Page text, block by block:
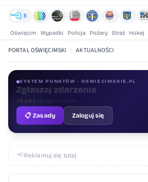
1
Oświęcim Wypadki Policja Pożary Straż Hokej
PORTAL OŚWIĘCIMSKI | AKTUALNOŚCI
SYSTEM PUNKTÓW · OSWIECIMSKIE.PL
Oceniaj treści
+1 pktza ocenę
📋 Zasady
Zaloguj się
📢Reklamuj się tutaj